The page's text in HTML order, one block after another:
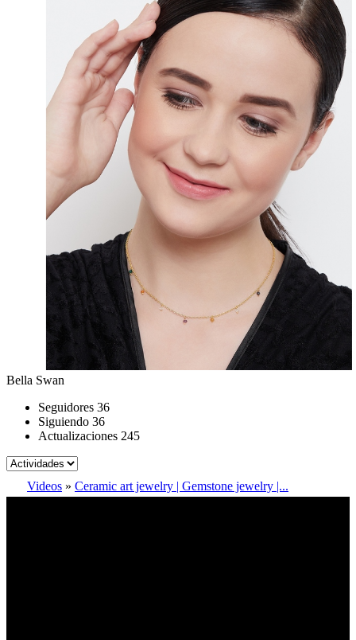
Bella Swan
Seguidores 36
Siguiendo 36
Actualizaciones 245
Videos » Ceramic art jewelry | Gemstone jewelry |...